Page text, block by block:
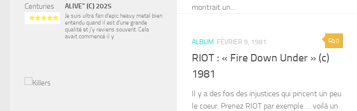
montrait un...
0
ALBUM FÉVRIER 9, 1981
RIOT : « Fire Down Under » (c)
1981
Il y a des fois des injustices qui pincent un peu
le coeur. Prenez RIOT par exemple … voilà un
ALIVE" (C) 2025
Je suis ultra fan d’epic heavy metal bien
entendu quand il est d’une grande
qualité et j’y reviens souvent. Cela
avait commencé il y